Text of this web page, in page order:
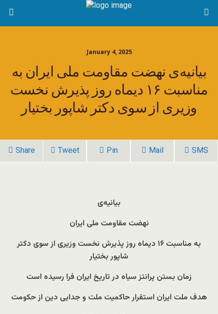
January 4, 2025
بیانیه‌ی نهضت مقاومت ملی ایران به
مناسبت ۱۶ دیماه روز پذیرش نخست
وزیری از سوی دکتر شاپور بختیار
Share Tweet Pin Mail SMS
بیانیه‌ی
نهضت مقاومت ملی ایران
به مناسبت ۱۶ دیماه روز پذیرش نخست وزیری از سوی دکتر
شاپور بختیار
زمان بستن پرانتز سیاه در تاریخ ایران فرا رسیده است
هدف ملت ایران استقرار حاکمیت ملت و جدایی دین از حکومت